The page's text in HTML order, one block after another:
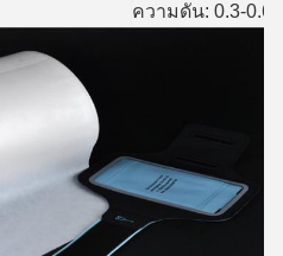
ความดัน: 0.3-